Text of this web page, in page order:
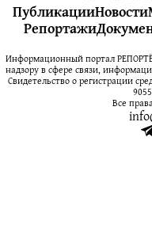
ПубликацииНовости
Репортажи
Информационный портал
надзору в сфере связи,
Свидетельство о регистрации
Все